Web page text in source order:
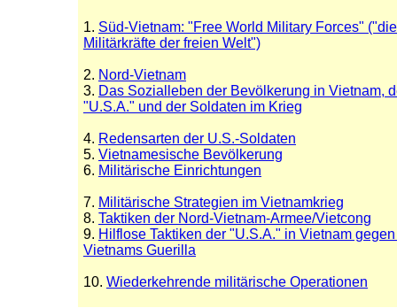
1. Süd-Vietnam: "Free World Military Forces" ("die
Militärkräfte der freien Welt")
2. Nord-Vietnam
3. Das Sozialleben der Bevölkerung in Vietnam,
"U.S.A." und der Soldaten im Krieg
4. Redensarten der U.S.-Soldaten
5. Vietnamesische Bevölkerung
6. Militärische Einrichtungen
7. Militärische Strategien im Vietnamkrieg
8. Taktiken der Nord-Vietnam-Armee/Vietcong
9. Hilflose Taktiken der "U.S.A." in Vietnam
Vietnams Guerilla
10. Wiederkehrende militärische Operationen